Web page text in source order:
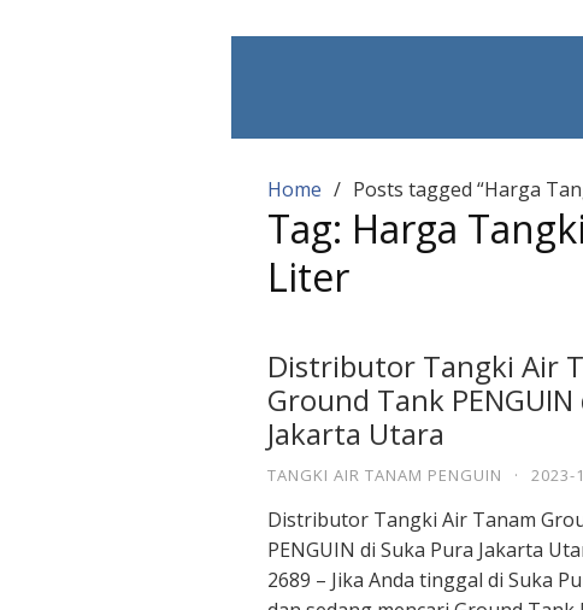
Home Posts tagged “Harga
Tag: Harga
Liter
Distributor Tangki Air
Ground Tank
Jakarta Utara
TANGKI AIR TANAM PENGUIN · 2023-
Distributor Tangki Air Tanam
PENGUIN di Suka Pura Jakarta
2689 – Jika Anda tinggal di Suka